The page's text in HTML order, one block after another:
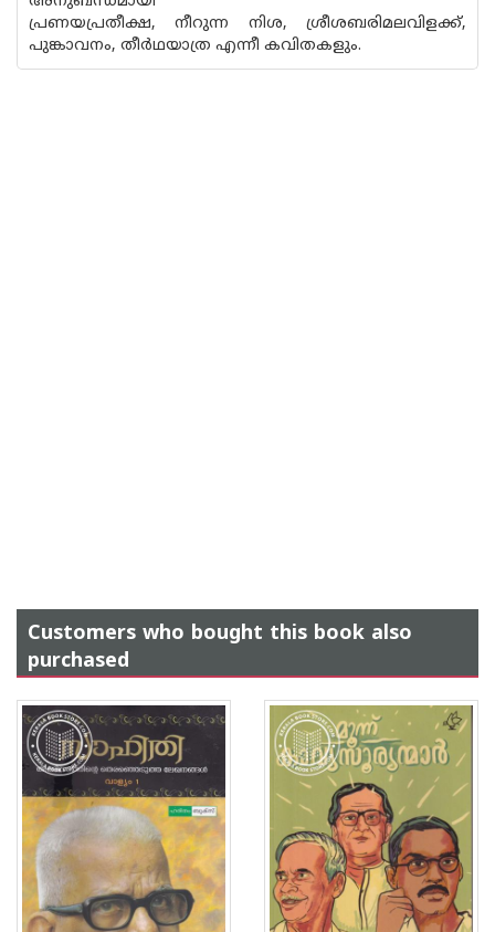
പ്രണയപ്രതീക്ഷ, നീറുന്ന നിശ, ശ്രീശബരിമലവിളക്ക്,
പുങ്കാവനം, തീർഥയാത്ര എന്നീ കവിതകളും.
Customers who bought this book also
purchased